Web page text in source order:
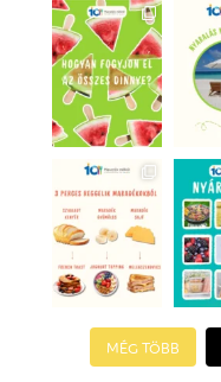
MÉG TÖBB